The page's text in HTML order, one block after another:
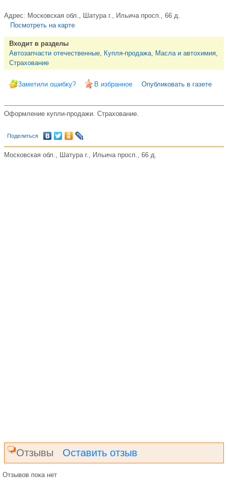
Адрес: Московская обл., Шатура г., Ильича просп., 66 д.
Посмотреть на карте
Входит в разделы
Автозапчасти отечественные, Купля-продажа, Масла и автохимия,
Страхование
Заметили ошибку? В избранное Опубликовать в газете
Оформление купли-продажи. Страхование.
Поделиться
Московская обл., Шатура г., Ильича просп., 66 д.
Отзывы Оставить отзыв
Отзывов пока нет